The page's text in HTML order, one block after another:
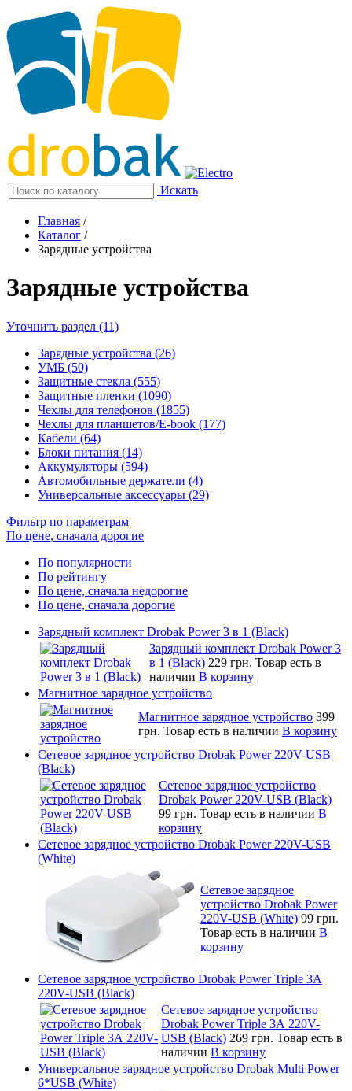
Искать
Главная /
Каталог /
Зарядные устройства
Зарядные устройства
Уточнить раздел (11)
Зарядные устройства (26)
УМБ (50)
Защитные стекла (555)
Защитные пленки (1090)
Чехлы для телефонов (1855)
Чехлы для планшетов/E-book (177)
Кабели (64)
Блоки питания (14)
Аккумуляторы (594)
Автомобильные держатели (4)
Универсальные аксессуары (29)
Фильтр по параметрам
По цене, сначала дорогие
По популярности
По рейтингу
По цене, сначала недорогие
По цене, сначала дорогие
Зарядный комплект Drobak Power 3 в 1 (Black)
Зарядный комплект Drobak Power 3
в 1 (Black) 229 грн. Товар есть в
наличии В корзину
Магнитное зарядное устройство
Магнитное зарядное устройство 399
грн. Товар есть в наличии В корзину
Сетевое зарядное устройство Drobak Power 220V-USB
(Black)
Сетевое зарядное устройство
Drobak Power 220V-USB (Black)
99 грн. Товар есть в наличии В
корзину
Сетевое зарядное устройство Drobak Power 220V-USB
(White)
Сетевое зарядное
устройство Drobak Power
220V-USB (White) 99 грн.
Товар есть в наличии В
корзину
Сетевое зарядное устройство Drobak Power Triple 3А
220V-USB (Black)
Сетевое зарядное устройство
Drobak Power Triple 3А 220V-
USB (Black) 269 грн. Товар есть в
наличии В корзину
Универсальное зарядное устройство Drobak Multi Power
6*USB (White)